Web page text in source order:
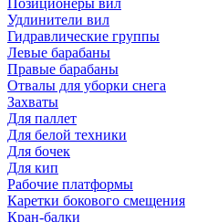
Позиционеры вил
Удлинители вил
Гидравлические группы
Левые барабаны
Правые барабаны
Отвалы для уборки снега
Захваты
Для паллет
Для белой техники
Для бочек
Для кип
Рабочие платформы
Каретки бокового смещения
Кран-балки